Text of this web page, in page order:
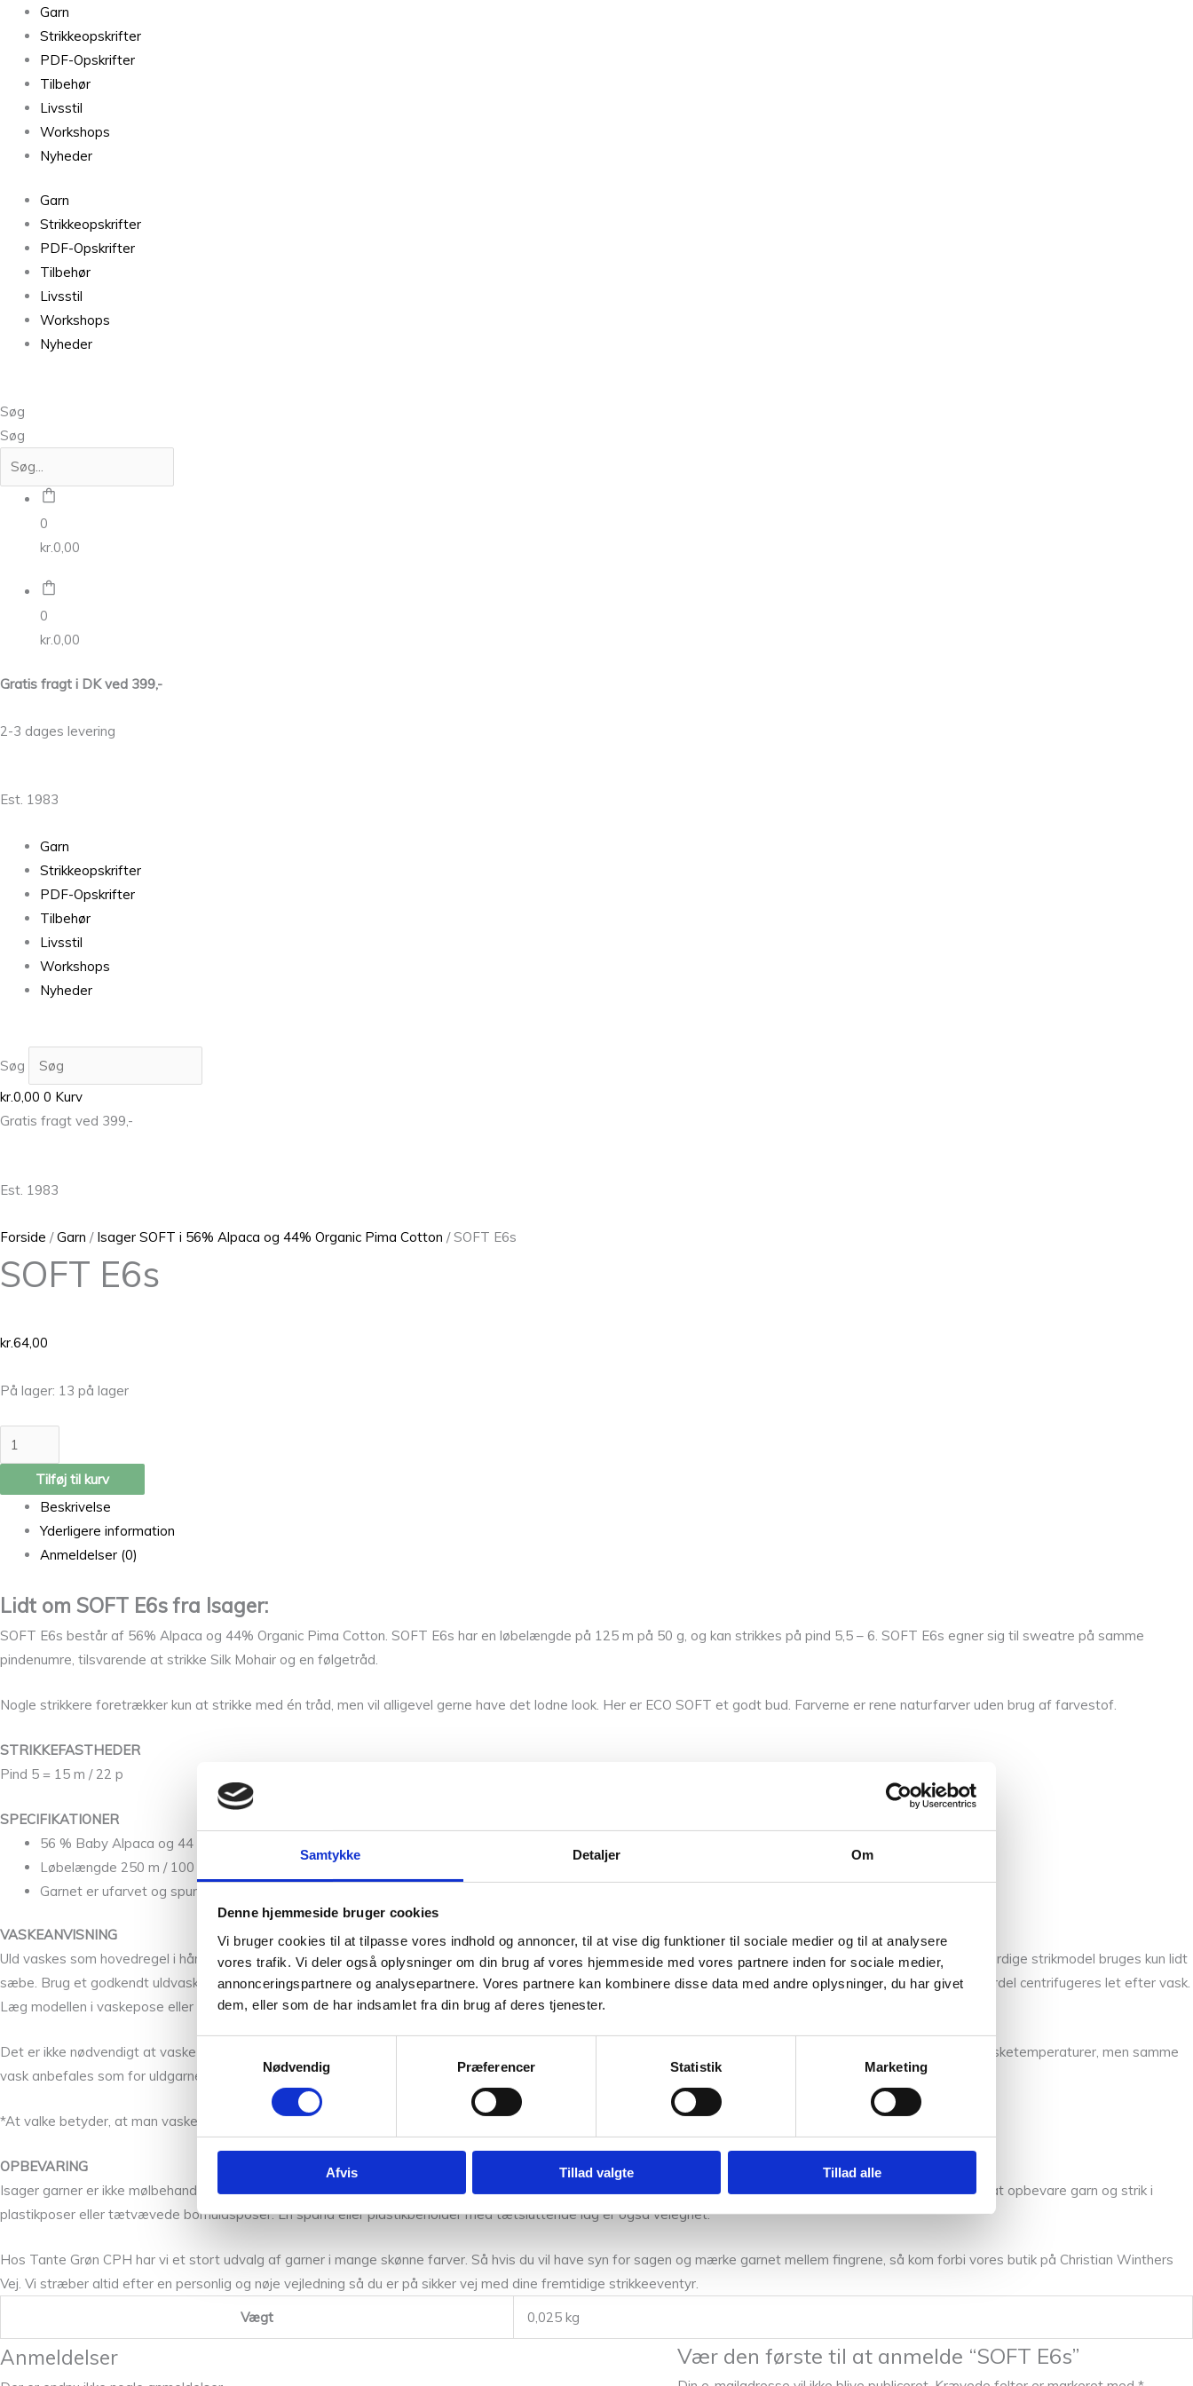
Samtykke Detaljer Om
Denne hjemmeside bruger cookies
Vi bruger cookies til at tilpasse vores indhold og annoncer, til at vise dig funktioner til sociale medier og til at analysere
vores trafik. Vi deler også oplysninger om din brug af vores hjemmeside med vores partnere inden for sociale medier,
annonceringspartnere og analysepartnere. Vores partnere kan kombinere disse data med andre oplysninger, du har givet
dem, eller som de har indsamlet fra din brug af deres tjenester.
Nødvendig
Præferencer Statistik Marketing
Afvis Tillad valgte Tillad alle
Garn
Strikkeopskrifter
PDF-Opskrifter
Tilbehør
Livsstil
Workshops
Nyheder
Garn
Strikkeopskrifter
PDF-Opskrifter
Tilbehør
Livsstil
Workshops
Nyheder
Søg
Søg
0
kr.0,00
0
kr.0,00
Gratis fragt i DK ved 399,-
2-3 dages levering
Est. 1983
Garn
Strikkeopskrifter
PDF-Opskrifter
Tilbehør
Livsstil
Workshops
Nyheder
Søg
kr.0,00 0 Kurv
Gratis fragt ved 399,-
Est. 1983
Forside /Garn / Isager SOFT i 56% Alpaca og 44% Organic Pima Cotton / SOFT E6s
SOFT E6s
kr.64,00
På lager: 13 på lager
SOFT
antal
Tilføj til kurv
Beskrivelse
Yderligere information
Anmeldelser (0)
Lidt om SOFT E6s fra Isager:
SOFT E6s består af 56% Alpaca og 44% Organic Pima Cotton. SOFT E6s har en løbelængde på 125 m på 50 g, og kan strikkes på pind 5,5 – 6. SOFT E6s egner sig til sweatre på samme
pindenumre, tilsvarende at strikke Silk Mohair og en følgetråd.
Nogle strikkere foretrækker kun at strikke med én tråd, men vil alligevel gerne have det lodne look. Her er ECO SOFT et godt bud. Farverne er rene naturfarver uden brug af farvestof.
STRIKKEFASTHEDER
Pind 5 = 15 m / 22 p
SPECIFIKATIONER
56 % Baby Alpaca og 44 % Organic Pima Cotton
Løbelængde 250 m / 100 g
Garnet er ufarvet og spundet i Peru
VASKEANVISNING
Uld vaskes som hovedregel i hånden. Har man en vaskemaskine med et meget skånsomt uldprogram og kan vaske i kuldslået vand. For at undgå at valke* den færdige strikmodel bruges kun lidt
sæbe. Brug et godkendt uldvaskemiddel. Hold samme temperatur gennem hele vaske- og skylleprocessen, og vask ikke over 28 grader. Strikmodellen kan med fordel centrifugeres let efter vask.
Læg modellen i vaskepose eller pudevår. Efter centrifugeringen lægges modellen til tørre på håndklæder.
Det er ikke nødvendigt at vaske en uldmodel tit. Luftning i fugtigt vejr vil ofte være nok. Bomuldsgarner og blandingsgarner med hør og bambus kan tåle højere vasketemperaturer, men samme
vask anbefales som for uldgarnet.
*At valke betyder, at man vasker en uldvare ved høje temperaturer og hermed filter ulden.
OPBEVARING
Isager garner er ikke mølbehandlede, da de midler der findes ikke er uden bivirkninger i forhold til allergikere og i øvrigt også kun holder til første vask. Husk derfor at opbevare garn og strik i
plastikposer eller tætvævede bomuldsposer. En spand eller plastikbeholder med tætsluttende låg er også velegnet.
Hos Tante Grøn CPH har vi et stort udvalg af garner i mange skønne farver. Så hvis du vil have syn for sagen og mærke garnet mellem fingrene, så kom forbi vores butik på Christian Winthers
Vej. Vi stræber altid efter en personlig og nøje vejledning så du er på sikker vej med dine fremtidige strikkeeventyr.
Vægt
0,025 kg
Anmeldelser Vær den første til at anmelde “SOFT E6s”